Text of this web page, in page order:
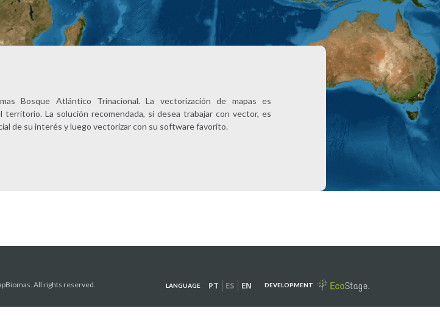
Bosque Atlántico Trinacional. La vectorización de mapas es
La solución recomendada, si desea trabajar con vector, es
de su interés y luego vectorizar con su software favorito.
All rights reserved. LANGUAGE PT ES EN DEVELOPMENT